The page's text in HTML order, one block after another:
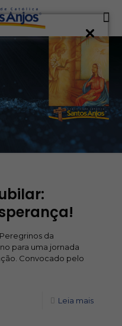
da
para uma jornada
Convocado pelo
Leia mais